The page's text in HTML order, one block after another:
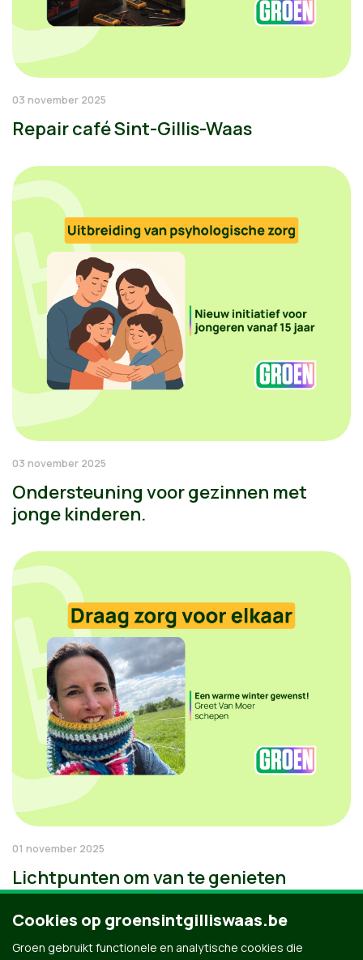
03 november 2025
Repair café Sint-Gillis-Waas
03 november 2025
Ondersteuning voor gezinnen met
jonge kinderen.
01 november 2025
Lichtpunten om van te genieten
Cookies op groensintgilliswaas.be
Groen gebruikt functionele en analytische cookies die